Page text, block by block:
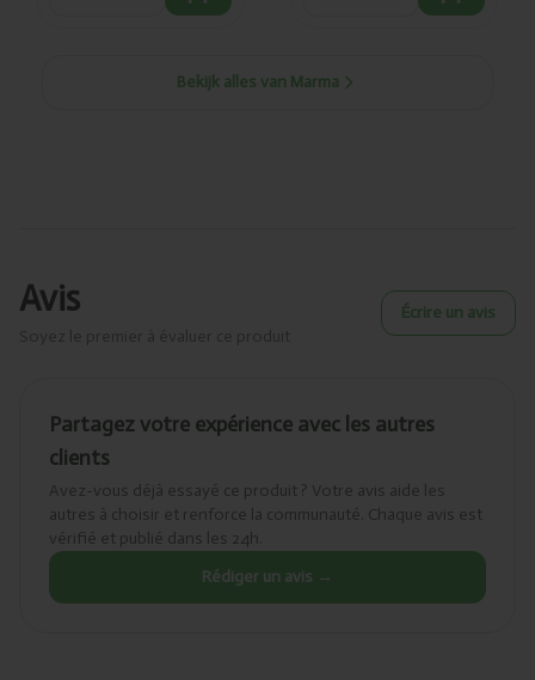
Bekijk alles van Marma
Avis Écrire un avis
Partagez votre expérience avec les autres
clients
Avez-vous déjà essayé ce produit ? Votre avis aide les
autres à choisir et renforce la communauté. Chaque avis est
vérifié et publié dans les 24h.
Rédiger un avis →